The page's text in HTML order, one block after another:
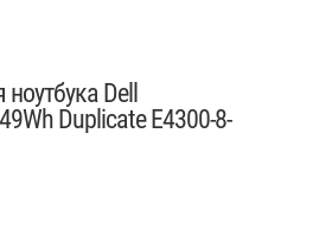
Dell
Duplicate E4300-8-